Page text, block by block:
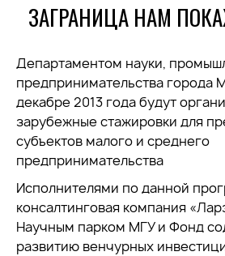
ЗАГРАНИЦА НАМ
Департаментом науки,
предпринимательства города
декабре 2013 года будут
зарубежные стажировки для
субъектов малого и среднего
предпринимательства
Исполнителями по данной
консалтинговая компания
Научным парком МГУ и Фонд
развитию венчурных